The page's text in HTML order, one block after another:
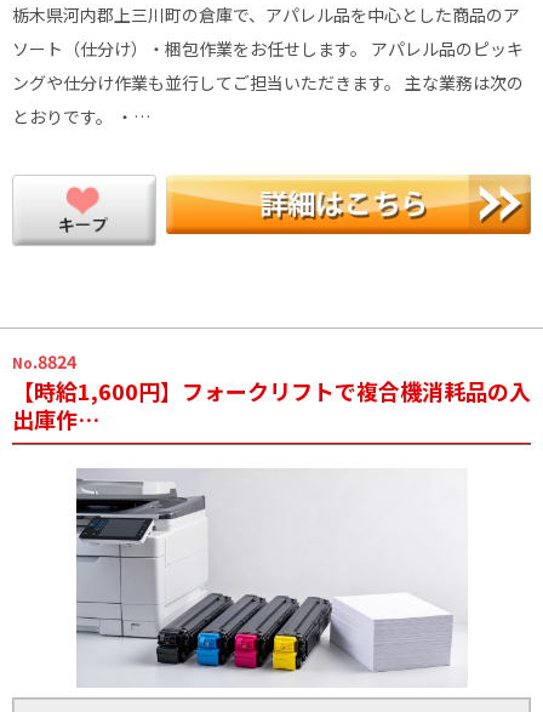
栃木県河内郡上三川町の倉庫で、アパレル品を中心とした商品のア
ソート（仕分け）・梱包作業をお任せします。 アパレル品のピッキ
ングや仕分け作業も並行してご担当いただきます。 主な業務は次の
とおりです。 ・…
No.8824
【時給1,600円】フォークリフトで複合機消耗品の入
出庫作…